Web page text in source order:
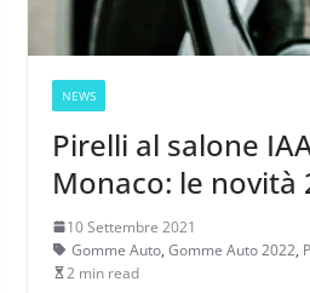
NEWS
Pirelli al salone
Monaco: le novità
10 Settembre 2021
Gomme Auto, Gomme Auto 2022,
2 min read